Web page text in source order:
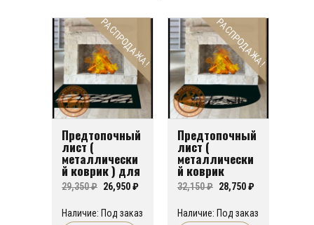
РАСПРОДАЖА!
Предтопочный
лист (
металлически
й коврик ) для
печи или
камина FA№02
29,350₽ Первоначальная
составляла
26,950₽Текущая
26,950 ₽.
Наличие: Под заказ
РАСПРОДАЖА!
Предтопочный
лист (
металлически
й коврик
скругленный)
для печи или
камина FA№08
32,150₽ Первоначальная
составляла
28,750₽Текущая
28,750 ₽.
Наличие: Под заказ